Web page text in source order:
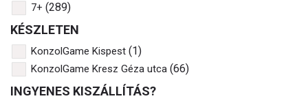
7+ (289)
KÉSZLETEN
KonzolGame Kispest (1)
KonzolGame Kresz Géza utca (66)
INGYENES KISZÁLLÍTÁS?